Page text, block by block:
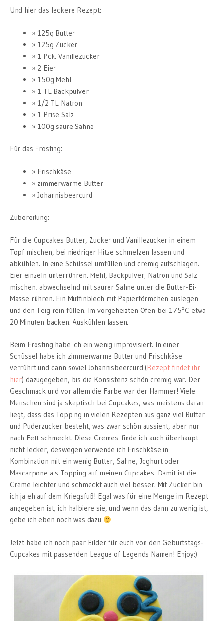
Und hier das leckere Rezept:
125g Butter
125g Zucker
1 Pck. Vanillezucker
2 Eier
150g Mehl
1 TL Backpulver
1/2 TL Natron
1 Prise Salz
100g saure Sahne
Für das Frosting:
Frischkäse
zimmerwarme Butter
Johannisbeercurd
Zubereitung:
Für die Cupcakes Butter, Zucker und Vanillezucker in einem
Topf mischen, bei niedriger Hitze schmelzen lassen und
abkühlen. In eine Schüssel umfüllen und cremig aufschlagen.
Eier einzeln unterrühren. Mehl, Backpulver, Natron und Salz
mischen, abwechselnd mit saurer Sahne unter die Butter-Ei-
Masse rühren. Ein Muffinblech mit Papierförmchen auslegen
und den Teig rein füllen. Im vorgeheizten Ofen bei 175°C etwa
20 Minuten backen. Auskühlen lassen.
Beim Frosting habe ich ein wenig improvisiert. In einer
Schüssel habe ich zimmerwarme Butter und Frischkäse
verrührt und dann soviel Johannisbeercurd (Rezept findet ihr
hier) dazugegeben, bis die Konsistenz schön cremig war. Der
Geschmack und vor allem die Farbe war der Hammer! Viele
Menschen sind ja skeptisch bei Cupcakes, was meistens daran
liegt, dass das Topping in vielen Rezepten aus ganz viel Butter
und Puderzucker besteht, was zwar schön aussieht, aber nur
nach Fett schmeckt. Diese Cremes finde ich auch überhaupt
nicht lecker, deswegen verwende ich Frischkäse in
Kombination mit ein wenig Butter, Sahne, Joghurt oder
Mascarpone als Topping auf meinen Cupcakes. Damit ist die
Creme leichter und schmeckt auch viel besser. Mit Zucker bin
ich ja eh auf dem Kriegsfuß! Egal was für eine Menge im Rezept
angegeben ist, ich halbiere sie, und wenn das dann zu wenig ist,
gebe ich eben noch was dazu
Jetzt habe ich noch paar Bilder für euch von den Geburtstags-
Cupcakes mit passenden League of Legends Namen! Enjoy:)